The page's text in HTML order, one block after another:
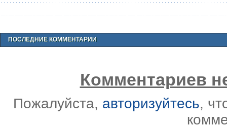
ПОСЛЕДНИЕ КОММЕНТАРИИ
Комментариев
Пожалуйста, авторизуйтесь,